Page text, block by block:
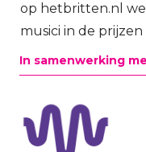
op hetbritten.nl
musici in de
In samenwerking